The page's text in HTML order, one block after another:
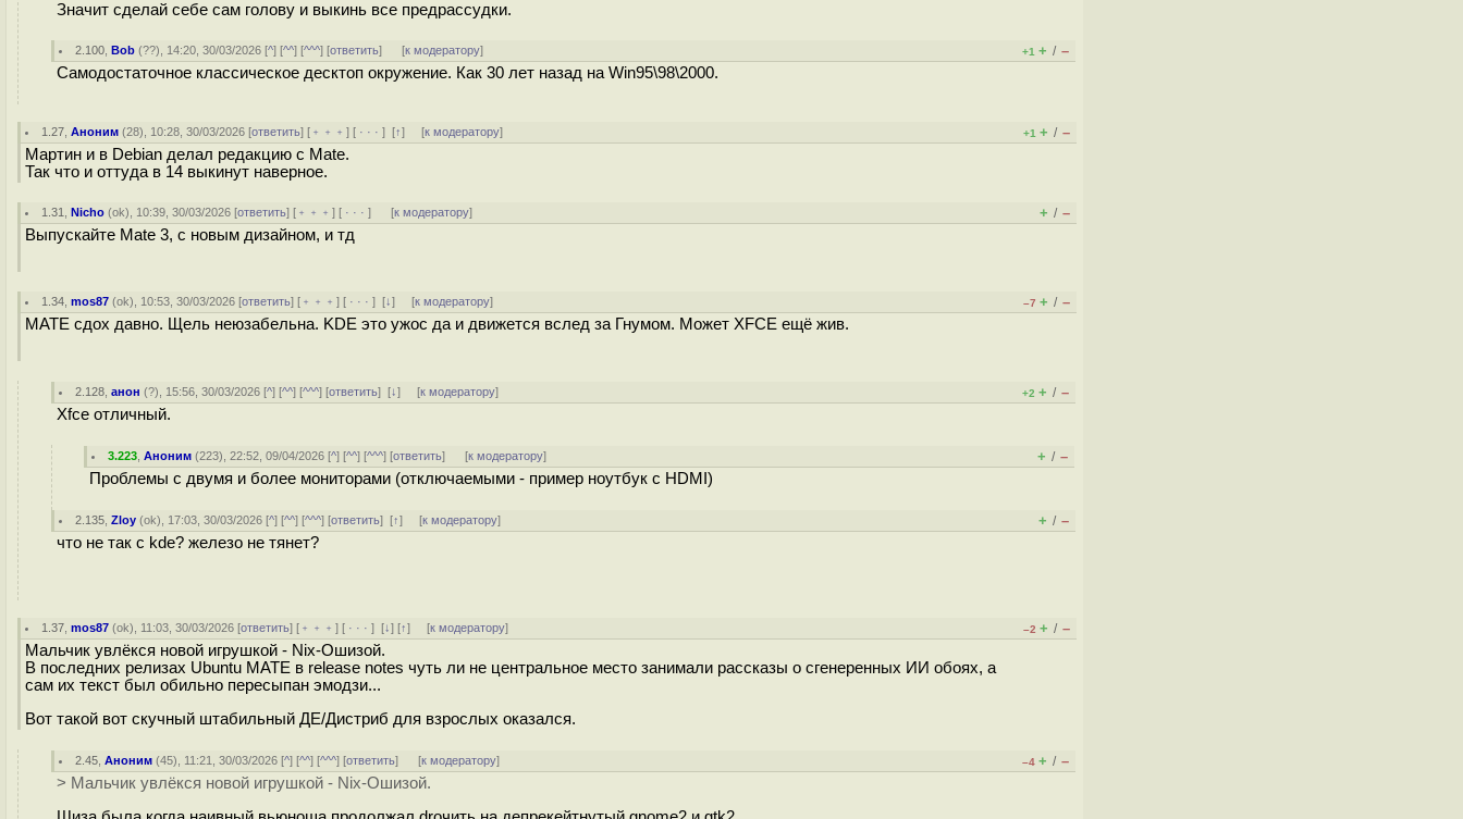
Значит сделай себе сам голову и выкинь все предрассудки.
2.100 ,Bob (??), 14:20, 30/03/2026 [^] [^^] [^^^] [ответить] [к модератору] +1 + / –
Самодостаточное классическое десктоп окружение. Как 30 лет назад на Win95\98\2000.
1.27 ,Аноним (28), 10:28, 30/03/2026 [ответить] [ ﹢﹢﹢] [ · · ·][↑] [к модератору] +1 + / –
Мартин и в Debian делал редакцию с Mate.
Так что и оттуда в 14 выкинут наверное.
1.31 ,Nicho (ok), 10:39, 30/03/2026 [ответить] [ ﹢﹢﹢] [ · · ·] [к модератору] + / –
Выпускайте Mate 3, с новым дизайном, и тд
1.34 ,mos87 (ok), 10:53, 30/03/2026 [ответить] [ ﹢﹢﹢] [ · · ·][↓] [к модератору] –7 + / –
MATE сдох давно. Щель неюзабельна. KDE это ужос да и движется вслед за Гнумом. Может XFCE ещё жив.
2.128 ,анон (?), 15:56, 30/03/2026 [^] [^^] [^^^] [ответить][↓] [к модератору] +2 + / –
Xfce отличный.
3.223 ,Аноним (223), 22:52, 09/04/2026 [^] [^^] [^^^] [ответить] [к модератору] + / –
Проблемы с двумя и более мониторами (отключаемыми - пример ноутбук с HDMI)
2.135 ,Zloy (ok), 17:03, 30/03/2026 [^] [^^] [^^^] [ответить][↑] [к модератору] + / –
что не так с kde? железо не тянет?
1.37 ,mos87 (ok), 11:03, 30/03/2026 [ответить] [ ﹢﹢﹢] [ · · ·][↓] [↑] [к модератору] –2 + / –
Мальчик увлёкся новой игрушкой - Nix-Ошизой.
В последних релизах Ubuntu MATE в release notes чуть ли не центральное место занимали рассказы о сгенеренных ИИ обоях, а
сам их текст был обильно пересыпан эмодзи...
Вот такой вот скучный штабильный ДЕ/Дистриб для взрослых оказался.
2.45 ,Аноним (45), 11:21, 30/03/2026 [^] [^^] [^^^] [ответить] [к модератору] –4 + / –
> Мальчик увлёкся новой игрушкой - Nix-Ошизой.